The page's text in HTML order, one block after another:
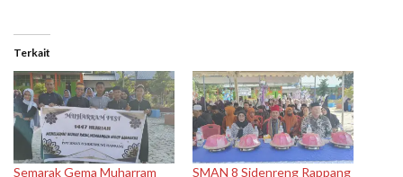
Terkait
Semarak Gema Muharram SMAN 8 Sidenreng Rappang